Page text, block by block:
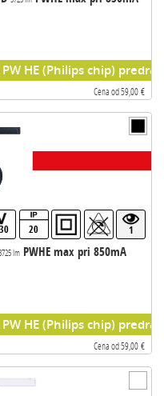
HE (Philips chip)
Cena od 59,00 €
20 1
lmPWHE max pri 850mA
HE (Philips chip)
Cena od 59,00 €